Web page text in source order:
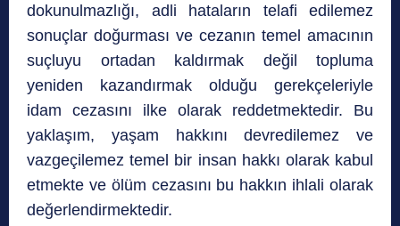
dokunulmazlığı, adli hataların telafi edilemez
sonuçlar doğurması ve cezanın temel amacının
suçluyu ortadan kaldırmak değil topluma
yeniden kazandırmak olduğu gerekçeleriyle
idam cezasını ilke olarak reddetmektedir. Bu
yaklaşım, yaşam hakkını devredilemez ve
vazgeçilemez temel bir insan hakkı olarak kabul
etmekte ve ölüm cezasını bu hakkın ihlali olarak
değerlendirmektedir.